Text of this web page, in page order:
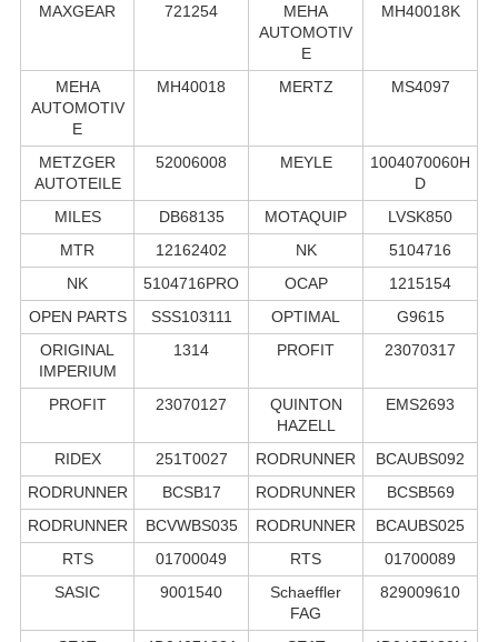
MAXGEAR 721254
MEHA
AUTOMOTIV
E
MH40018K
MEHA
AUTOMOTIV
E
MH40018 MERTZ MS4097
METZGER
AUTOTEILE
52006008 MEYLE
1004070060H
D
MILES
DB68135 MOTAQUIP
LVSK850
MTR
12162402 NK
5104716
NK
5104716PRO OCAP
1215154
OPEN PARTS
SSS103111 OPTIMAL
G9615
ORIGINAL
IMPERIUM
1314 PROFIT 23070317
PROFIT 23070127
QUINTON
HAZELL
EMS2693
RIDEX 251T0027 RODRUNNER
BCAUBS092
RODRUNNER
BCSB17 RODRUNNER
BCSB569
RODRUNNER
BCVWBS035 RODRUNNER
BCAUBS025
RTS
01700049 RTS
01700089
SASIC
9001540
Schaeffler
FAG
829009610